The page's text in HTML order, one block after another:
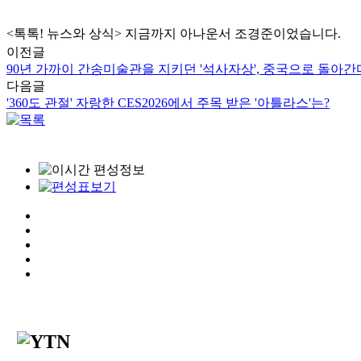
<톡톡! 뉴스와 상식> 지금까지 아나운서 조경준이었습니다.
이전글
90년 가까이 간송미술관을 지키던 '석사자상', 중국으로 돌아간
다음글
'360도 관절' 자랑한 CES2026에서 주목 받은 '아틀라스'는?